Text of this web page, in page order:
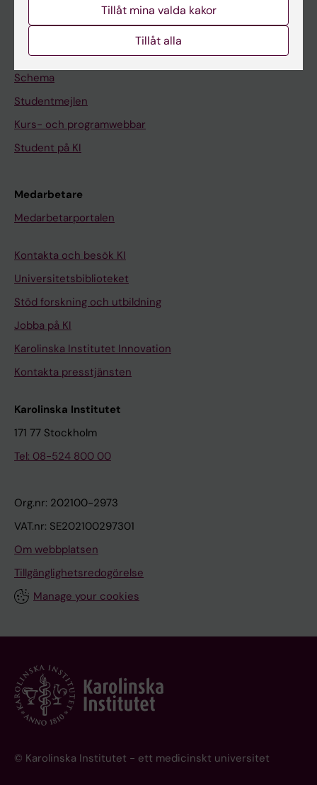
Ladok
Canvas
Schema
Studentmejlen
Kurs- och programwebbar
Student på KI
Medarbetare
Medarbetarportalen
Kontakta och besök KI
Universitetsbiblioteket
Stöd forskning och utbildning
Jobba på KI
Karolinska Institutet Innovation
Kontakta presstjänsten
Karolinska Institutet
171 77 Stockholm
Tel: 08-524 800 00
Org.nr: 202100-2973
VAT.nr: SE202100297301
Om webbplatsen
Tillgänglighetsredogörelse
Manage your cookies
© Karolinska Institutet - ett medicinskt universitet
Tillåt mina valda kakor
Tillåt alla